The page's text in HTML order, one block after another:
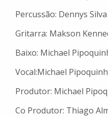
Percussão: Dennys Silva
Gritarra: Makson
Baixo: Michael
Vocal:Michael
Produtor: Michael
Co Produtor: Thiago